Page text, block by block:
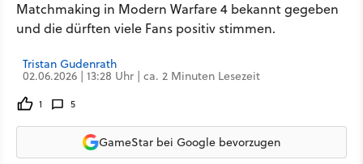
Matchmaking in Modern Warfare 4 bekannt gegeben
und die dürften viele Fans positiv stimmen.
Tristan Gudenrath
02.06.2026 | 13:28 Uhr | ca. 2 Minuten Lesezeit
1 5
GameStar bei Google bevorzugen